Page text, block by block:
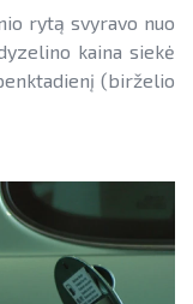
rytą svyravo nuo
kaina siekė
(birželio